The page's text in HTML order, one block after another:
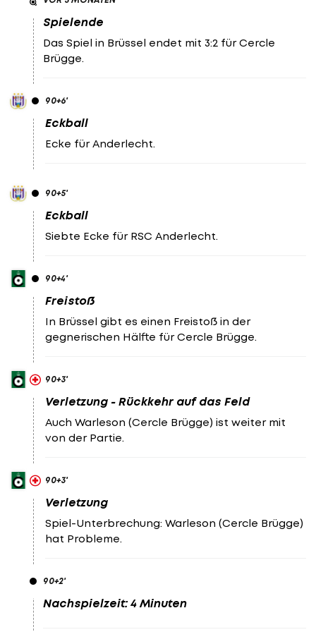
Spielende
Das Spiel in Brüssel endet mit 3:2 für Cercle
Brügge.
90+6'
Eckball
Ecke für Anderlecht.
90+5'
Eckball
Siebte Ecke für RSC Anderlecht.
90+4'
Freistoß
In Brüssel gibt es einen Freistoß in der
gegnerischen Hälfte für Cercle Brügge.
90+3'
Verletzung - Rückkehr auf das Feld
Auch Warleson (Cercle Brügge) ist weiter mit
von der Partie.
90+3'
Verletzung
Spiel-Unterbrechung: Warleson (Cercle Brügge)
hat Probleme.
90+2'
Nachspielzeit: 4 Minuten